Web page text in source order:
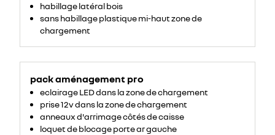
habillage latéral bois
sans habillage plastique mi-haut zone de
chargement
pack aménagement pro
eclairage LED dans la zone de chargement
prise 12v dans la zone de chargement
anneaux d'arrimage côtés de caisse
loquet de blocage porte ar gauche